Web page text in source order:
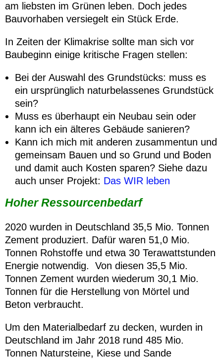
am liebsten im Grünen leben. Doch jedes
Bauvorhaben versiegelt ein Stück Erde.
In Zeiten der Klimakrise sollte man sich vor
Baubeginn einige kritische Fragen stellen:
Bei der Auswahl des Grundstücks: muss es
ein ursprünglich naturbelassenes Grundstück
sein?
Muss es überhaupt ein Neubau sein oder
kann ich ein älteres Gebäude sanieren?
Kann ich mich mit anderen zusammentun und
gemeinsam Bauen und so Grund und Boden
und damit auch Kosten sparen? Siehe dazu
auch unser Projekt: Das WIR leben
Hoher Ressourcenbedarf
2020 wurden in Deutschland 35,5 Mio. Tonnen
Zement produziert. Dafür waren 51,0 Mio.
Tonnen Rohstoffe und etwa 30 Terawattstunden
Energie notwendig. Von diesen 35,5 Mio.
Tonnen Zement wurden wiederum 30,1 Mio.
Tonnen für die Herstellung von Mörtel und
Beton verbraucht.
Um den Materialbedarf zu decken, wurden in
Deutschland im Jahr 2018 rund 485 Mio.
Tonnen Natursteine, Kiese und Sande